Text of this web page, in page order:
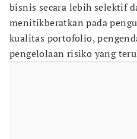
bisnis secara lebih selektif
menitikberatkan pada
kualitas portofolio,
pengelolaan risiko yang